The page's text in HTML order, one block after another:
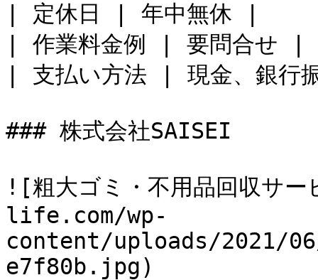
| 定休日 | 年中無休 |
| 作業料金例 | 要問合せ |
| 支払い方法 | 現金、銀行
### 株式会社SAISEI
![粗大ゴミ・不用品回収
life.com/wp-
content/uploads/2021/06/
e7f80b.jpg)